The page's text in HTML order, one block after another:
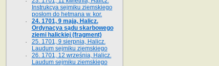
Instrukcya sejmiku ziemskiego
posłom do hetmana w. kor.
24. 1701, 9 maja, Halicz.
Ordynacya sądu skarbowego
ziemi halickiej (fragment)
25. 1701, 9 sierpnia, Halicz.
Laudum sejmiku ziemskiego
26. 1701, 12 września, Halicz.
Laudum sejmiku ziemskiego